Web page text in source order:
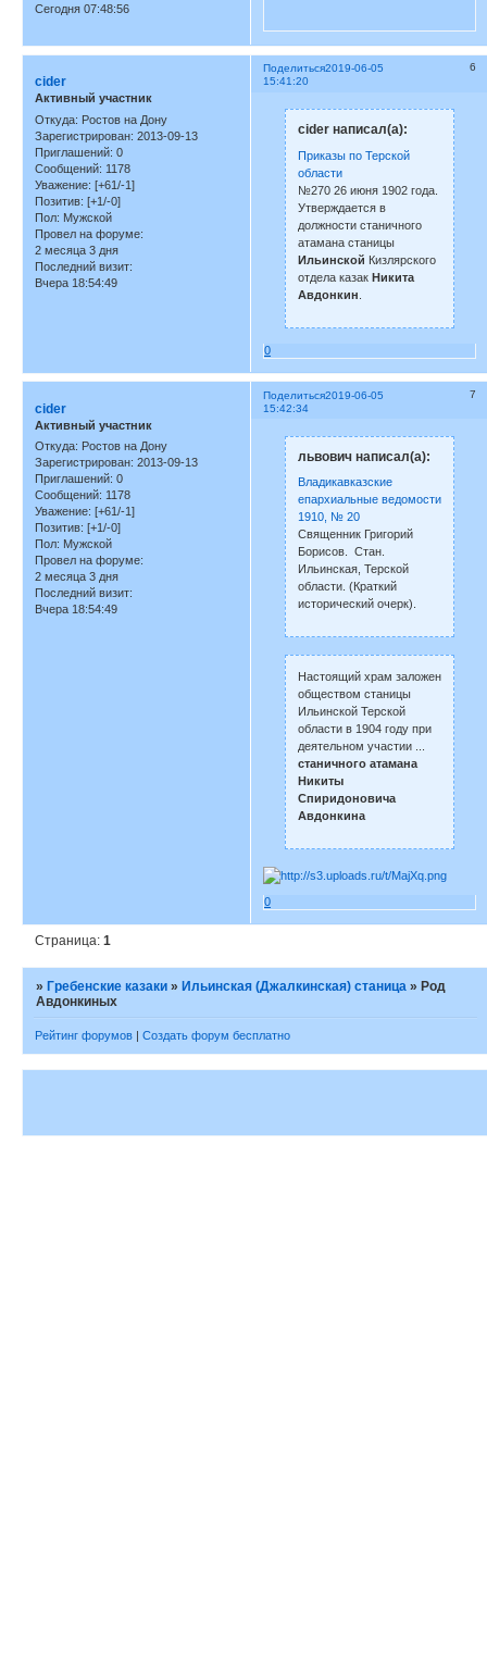
Сегодня 07:48:56
Поделиться 6
2019-06-05
15:41:20
cider
Активный участник
Откуда: Ростов на Дону
Зарегистрирован: 2013-09-13
Приглашений: 0
Сообщений: 1178
Уважение: [+61/-1]
Позитив: [+1/-0]
Пол: Мужской
Провел на форуме:
2 месяца 3 дня
Последний визит:
Вчера 18:54:49
cider написал(а):
Приказы по Терской
области
№270 26 июня 1902 года.
Утверждается в
должности станичного
атамана станицы
Ильинской Кизлярского
отдела казак Никита
Авдонкин
0
Поделиться 7
2019-06-05
15:42:34
cider
Активный участник
Откуда: Ростов на Дону
Зарегистрирован: 2013-09-13
Приглашений: 0
Сообщений: 1178
Уважение: [+61/-1]
Позитив: [+1/-0]
Пол: Мужской
Провел на форуме:
2 месяца 3 дня
Последний визит:
Вчера 18:54:49
львович написал(а):
Владикавказские
епархиальные ведомости
1910, № 20
Священник Григорий
Борисов. Стан.
Ильинская, Терской
области. (Краткий
исторический очерк).
Настоящий храм заложен
обществом станицы
Ильинской Терской
области в 1904 году при
деятельном участии ...
станичного атамана
Никиты
Спиридоновича
Авдонкина
0
Страница:1
»Гребенские казаки »Ильинская (Джалкинская) станица »Род
Авдонкиных
Рейтинг форумов | Создать форум бесплатно